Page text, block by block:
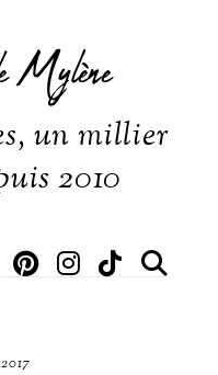
Mylène
un millier
2010